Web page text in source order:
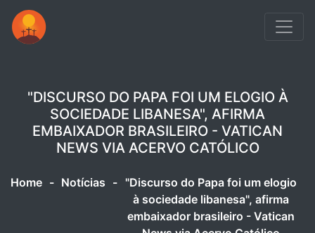
"DISCURSO DO PAPA FOI UM ELOGIO À
SOCIEDADE LIBANESA", AFIRMA
EMBAIXADOR BRASILEIRO - VATICAN
NEWS VIA ACERVO CATÓLICO
Home - Notícias - "Discurso do Papa foi um elogio
à sociedade libanesa", afirma
embaixador brasileiro - Vatican